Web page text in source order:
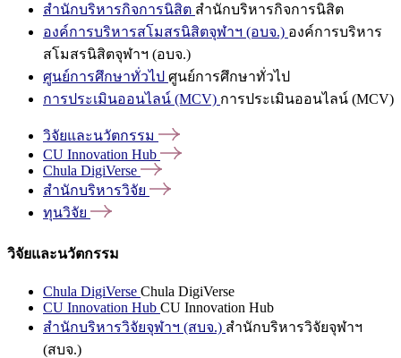
สำนักบริหารกิจการนิสิต สำนักบริหารกิจการนิสิต
องค์การบริหารสโมสรนิสิตจุฬาฯ (อบจ.) องค์การบริหาร
สโมสรนิสิตจุฬาฯ (อบจ.)
ศูนย์การศึกษาทั่วไป ศูนย์การศึกษาทั่วไป
การประเมินออนไลน์ (MCV) การประเมินออนไลน์ (MCV)
วิจัยและนวัตกรรม
CU Innovation Hub
Chula DigiVerse
สำนักบริหารวิจัย
ทุนวิจัย
วิจัยและนวัตกรรม
Chula DigiVerse Chula DigiVerse
CU Innovation Hub CU Innovation Hub
สำนักบริหารวิจัยจุฬาฯ (สบจ.) สำนักบริหารวิจัยจุฬาฯ
(สบจ.)